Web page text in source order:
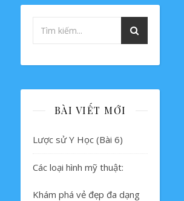
BÀI VIẾT MỚI
Lược sử Y Học (Bài 6)
Các loại hình mỹ thuật:
Khám phá vẻ đẹp đa dạng